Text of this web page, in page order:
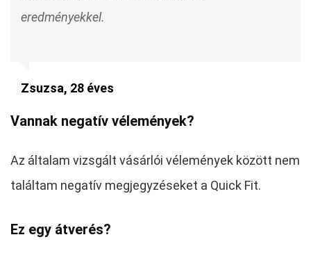
eredményekkel.
Zsuzsa, 28 éves
Vannak negatív vélemények?
Az általam vizsgált vásárlói vélemények között nem
találtam negatív megjegyzéseket a Quick Fit.
Ez egy átverés?